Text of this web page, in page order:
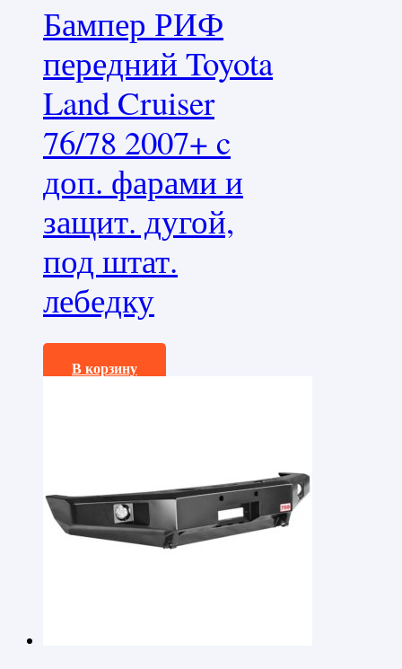
Бампер РИФ
передний Toyota
Land Cruiser
76/78 2007+ c
доп. фарами и
защит. дугой,
под штат.
лебедку
67650,0₽
В корзину